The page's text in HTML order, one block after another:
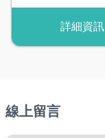
詳細資訊
線上留言